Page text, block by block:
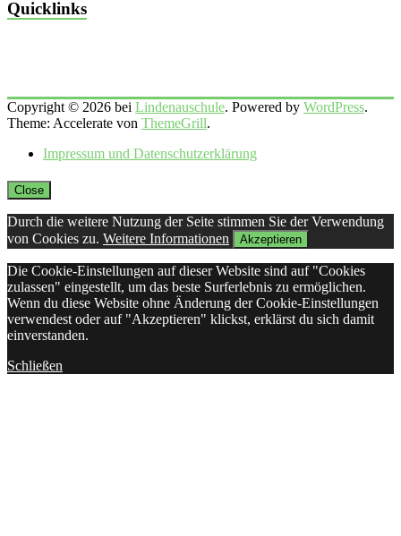
Quicklinks
Copyright © 2026 bei Lindenauschule. Powered by WordPress.
Theme: Accelerate von ThemeGrill.
Impressum und Datenschutzerklärung
Close
Durch die weitere Nutzung der Seite stimmen Sie der Verwendung
von Cookies zu. Weitere Informationen Akzeptieren
Die Cookie-Einstellungen auf dieser Website sind auf "Cookies
zulassen" eingestellt, um das beste Surferlebnis zu ermöglichen.
Wenn du diese Website ohne Änderung der Cookie-Einstellungen
verwendest oder auf "Akzeptieren" klickst, erklärst du sich damit
einverstanden.
Schließen